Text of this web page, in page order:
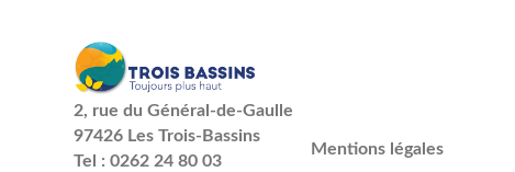
2, rue du Général-de-Gaulle
97426 Les Trois-Bassins
Tel : 0262 24 80 03
Mentions légales